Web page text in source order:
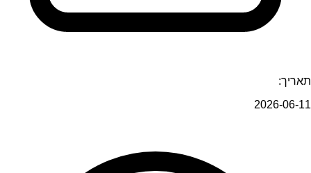
תאריך:
2026-06-11